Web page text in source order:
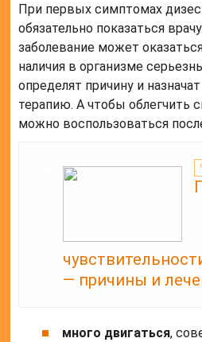
При первых симптомах
обязательно показаться
заболевание может
наличия в организме
определят причину и
терапию. А чтобы облегчить
можно воспользоваться
— причины и
много двигаться,